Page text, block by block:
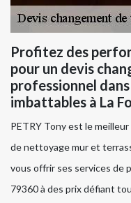
Profitez des
pour un devis
professionnel
imbattables à La
PETRY Tony est le
de nettoyage mur et
vous offrir ses services de
79360 à des prix défiant